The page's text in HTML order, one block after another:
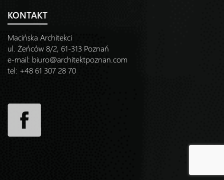
KONTAKT
Macińska Architekci
ul. Żeńców 8/2, 61-313 Poznań
e-mail: biuro@architektpoznan.com
tel: +48 61 307 28 70